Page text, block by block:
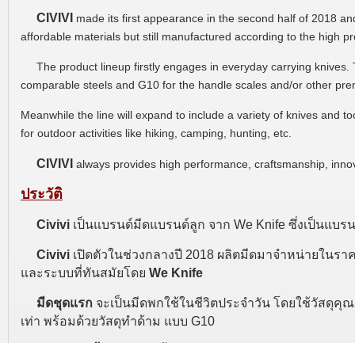
CIVIVI made its first appearance in the second half of 2018
affordable materials but still manufactured according to the high
The product lineup firstly engages in everyday carrying knives.
comparable steels and G10 for the handle scales and/or other
Meanwhile the line will expand to include a variety of knives and
for outdoor activities like hiking, camping, hunting, etc.
CIVIVI always provides high performance, craftsmanship,
ประวัติ
Civivi เป็นแบรนด์มีดแบรนด์ลูก จาก We Knife ซึ่งเป็นแบ
Civivi เปิดตัวในช่วงกลางปี 2018 ผลิตมีดมาจำหน่ายในร
และระบบที่ทันสมัยโดย We Knife
มีดชุดแรก จะเป็นมีดพกใช้ในชีวิตประจำวัน โดยใช้วัสดุคุ
เท่า พร้อมด้วยวัสดุทำด้าม แบบ G10